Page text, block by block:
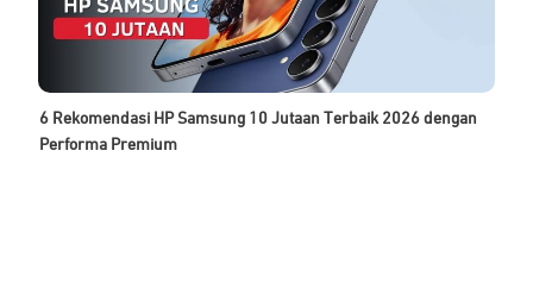
6 Rekomendasi HP Samsung 10 Jutaan Terbaik 2026 dengan
Performa Premium